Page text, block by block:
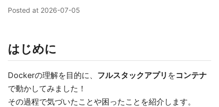
Posted at 2026-07-05
はじめに
Dockerの理解を目的に、 フルスタックアプリ をコンテナ
で動かしてみました！
その過程で気づいたことや困ったことを紹介します。